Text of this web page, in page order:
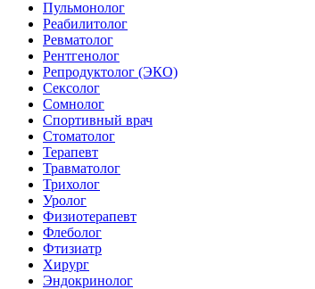
Пульмонолог
Реабилитолог
Ревматолог
Рентгенолог
Репродуктолог (ЭКО)
Сексолог
Сомнолог
Спортивный врач
Стоматолог
Терапевт
Травматолог
Трихолог
Уролог
Физиотерапевт
Флеболог
Фтизиатр
Хирург
Эндокринолог